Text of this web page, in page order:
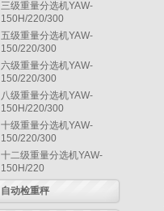
三级重量分选机YAW-
150H/220/300
五级重量分选机YAW-
150/220/300
六级重量分选机YAW-
150/220/300
八级重量分选机YAW-
150H/220/300
十级重量分选机YAW-
150/220/300
十二级重量分选机YAW-
150H/220
自动检重秤